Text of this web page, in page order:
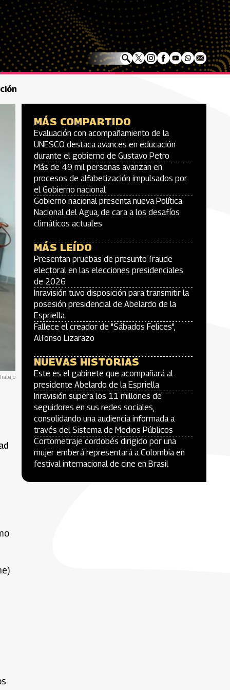
MÁS COMPARTIDO
Evaluación con acompañamiento de la
UNESCO destaca avances en educación
durante el gobierno de Gustavo Petro
Más de 49 mil personas avanzan en
procesos de alfabetización impulsados por
el Gobierno nacional
Gobierno nacional presenta nueva Política
Nacional del Agua, de cara a los desafíos
climáticos actuales
MÁS LEÍDO
Presentan pruebas de presunto fraude
electoral en las elecciones presidenciales
de 2026
Inravisión tuvo disposición para transmitir la
posesión presidencial de Abelardo de la
Espriella
Fallece el creador de "Sábados Felices",
Alfonso Lizarazo
NUEVAS HISTORIAS
Este es el gabinete que acompañará al
presidente Abelardo de la Espriella
Inravisión supera los 11 millones de
seguidores en sus redes sociales,
consolidando una audiencia informada a
través del Sistema de Medios Públicos
Cortometraje cordobés dirigido por una
mujer emberá representará a Colombia en
festival internacional de cine en Brasil